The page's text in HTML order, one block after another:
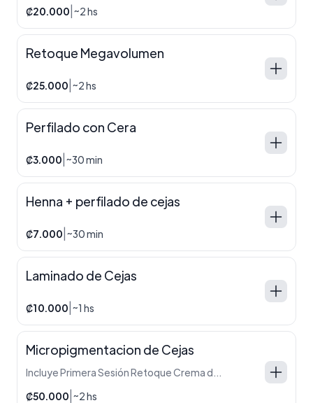
₡20.000 ~2 hs
Retoque Megavolumen
₡25.000 ~2 hs
Perfilado con Cera
₡3.000 ~30 min
Henna + perfilado de cejas
₡7.000 ~30 min
Laminado de Cejas
₡10.000 ~1 hs
Micropigmentacion de Cejas
Incluye Primera Sesión Retoque Crema de cuidado en casa
₡50.000 ~2 hs